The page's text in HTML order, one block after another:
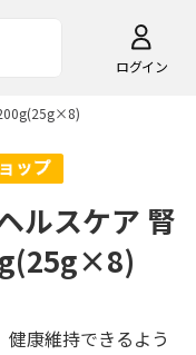
ログイン
ルスケア 腎
康維持できるよう